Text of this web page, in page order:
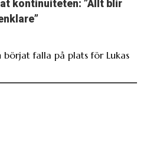
kontinuiteten: ”Allt blir
börjat falla på plats för Lukas